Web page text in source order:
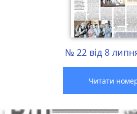
№ 22 від 8
Читати